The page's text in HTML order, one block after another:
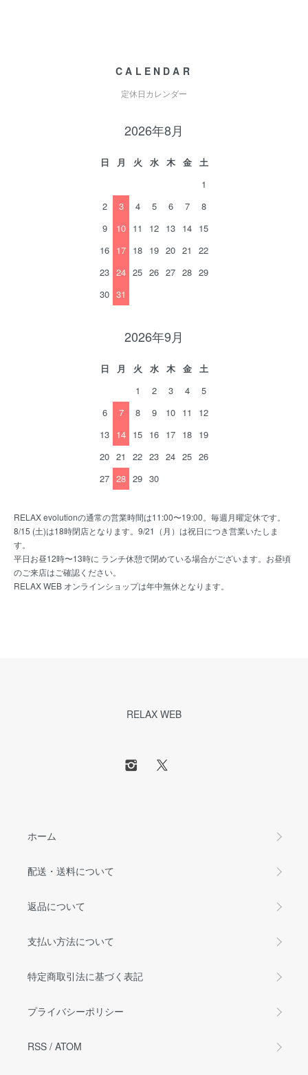
CALENDAR
定休日カレンダー
2026年8月
日 月 火 水 木 金
土
1
2
3 4 5 6 7
8
9
10 11 12 13 14 15
16 17 18 19 20 21
22
23 24 25 26 27 28 29
30 31
2026年9月
日 月 火 水 木 金
土
1
2 3 4
5
6
7 8 9 10 11
12
13 14 15 16 17 18 19
20 21 22 23 24 25 26
27 28 29 30
RELAX evolutionの通常の営業時間は11:00〜19:00。毎週月曜定休です。
8/15 (土)は18時閉店となります。9/21（月）は祝日につき営業いたしま
す。
平日お昼12時〜13時に ランチ休憩で閉めている場合がございます。お昼頃
のご来店はご確認ください。
RELAX WEB オンラインショップは年中無休となります。
RELAX WEB
ホーム
配送・送料について
返品について
支払い方法について
特定商取引法に基づく表記
プライバシーポリシー
RSS / ATOM